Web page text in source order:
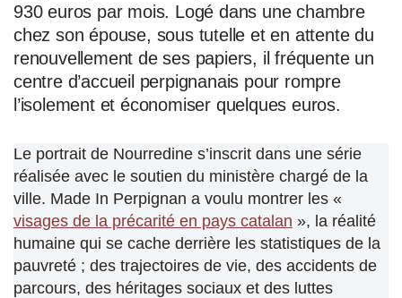
930 euros par mois. Logé dans une chambre
chez son épouse, sous tutelle et en attente du
renouvellement de ses papiers, il fréquente un
centre d’accueil perpignanais pour rompre
l’isolement et économiser quelques euros.
Le portrait de Nourredine s’inscrit dans une série
réalisée avec le soutien du ministère chargé de la
ville. Made In Perpignan a voulu montrer les «
visages de la précarité en pays catalan », la réalité
humaine qui se cache derrière les statistiques de la
pauvreté ; des trajectoires de vie, des accidents de
parcours, des héritages sociaux et des luttes